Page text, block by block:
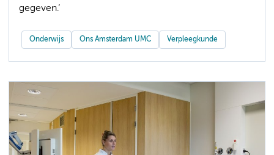
gegeven.’
Onderwijs Ons Amsterdam UMC Verpleegkunde